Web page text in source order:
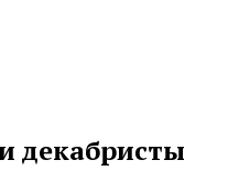
декабристы